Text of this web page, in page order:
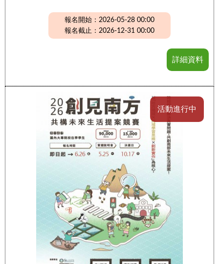
報名開始：2026-05-28 00:00
報名截止：2026-12-31 00:00
詳細資料
活動進行中